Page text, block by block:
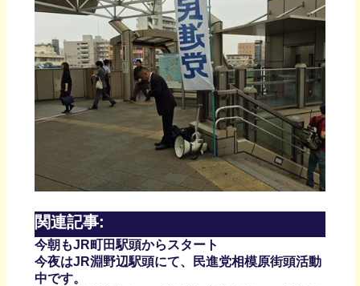
関連記事:
今朝もJR町田駅頭からスタート
今夜はJR淵野辺駅頭にて、民進党相模原街頭活動
中です。